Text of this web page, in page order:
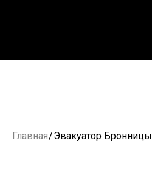
Главная/Эвакуатор Бронницы